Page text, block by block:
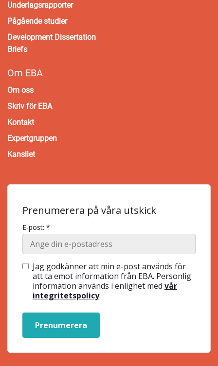
Underlagsrapporter
Pågående studier
Development Dissertation
Briefs
Om EBA
Om oss
Skriv för EBA
Kontakt
Expertgruppen
Kansliet
Prenumerera på våra utskick
E-post: *
Jag godkänner att min e-post används för
att ta emot information från EBA. Personlig
information används i enlighet med vår
integritetspolicy.
Prenumerera